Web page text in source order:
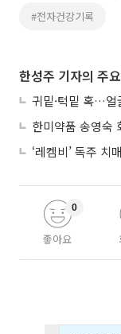
#전자건강기록
한성주 기자의 주
귀밑·턱밑 혹…얼
‘레켐비’ 독주
좋아요
0